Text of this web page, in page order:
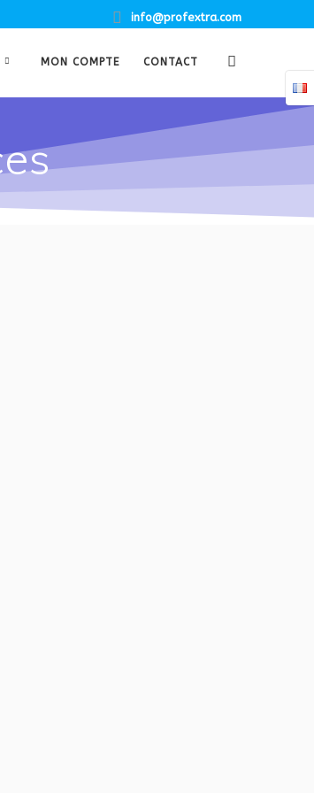
info@profextra.com
MON COMPTE CONTACT